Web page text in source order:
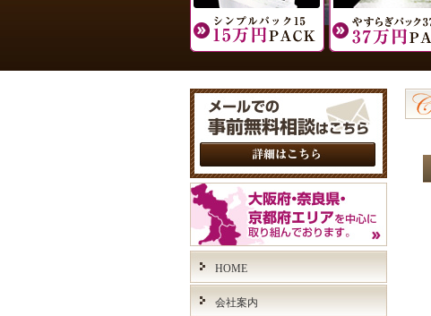
HOME
会社案内